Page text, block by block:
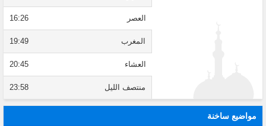
العصر 16:26
المغرب 19:49
العشاء 20:45
منتصف الليل 23:58
مواضيع ساخنة